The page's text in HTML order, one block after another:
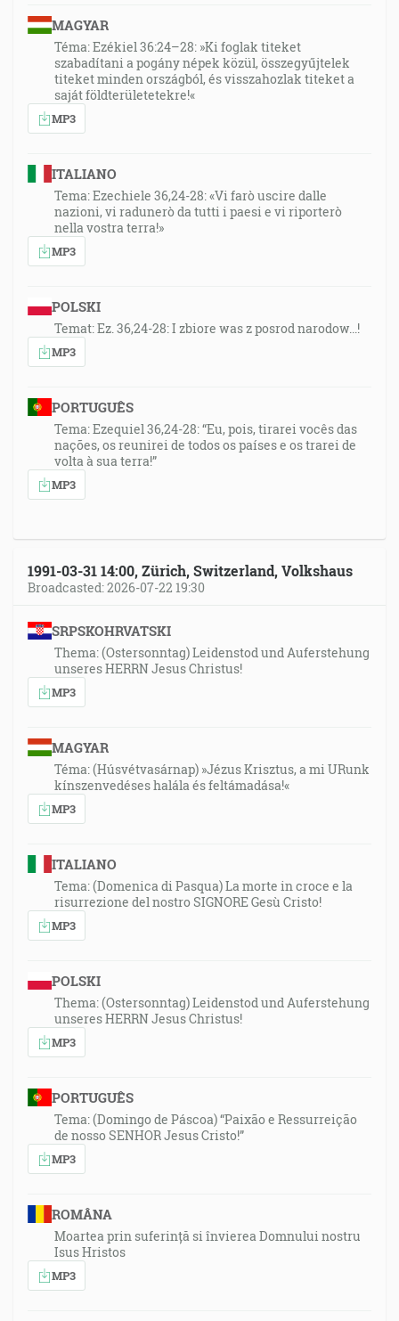
MAGYAR
Téma: Ezékiel 36:24–28: »Ki foglak titeket
szabadítani a pogány népek közül, összegyűjtelek
titeket minden országból, és visszahozlak titeket a
saját földterületetekre!«
MP3
ITALIANO
Tema: Ezechiele 36,24-28: «Vi farò uscire dalle
nazioni, vi radunerò da tutti i paesi e vi riporterò
nella vostra terra!»
MP3
POLSKI
Temat: Ez. 36,24-28: I zbiore was z posrod narodow...!
MP3
PORTUGUÊS
Tema: Ezequiel 36,24-28: “Eu, pois, tirarei vocês das
nações, os reunirei de todos os países e os trarei de
volta à sua terra!”
MP3
1991-03-31 14:00, Zürich, Switzerland, Volkshaus
Broadcasted: 2026-07-22 19:30
SRPSKOHRVATSKI
Thema: (Ostersonntag) Leidenstod und Auferstehung
unseres HERRN Jesus Christus!
MP3
MAGYAR
Téma: (Húsvétvasárnap) »Jézus Krisztus, a mi URunk
kínszenvedéses halála és feltámadása!«
MP3
ITALIANO
Tema: (Domenica di Pasqua) La morte in croce e la
risurrezione del nostro SIGNORE Gesù Cristo!
MP3
POLSKI
Thema: (Ostersonntag) Leidenstod und Auferstehung
unseres HERRN Jesus Christus!
MP3
PORTUGUÊS
Tema: (Domingo de Páscoa) “Paixão e Ressurreição
de nosso SENHOR Jesus Cristo!”
MP3
ROMÂNA
Moartea prin suferință si învierea Domnului nostru
Isus Hristos
MP3